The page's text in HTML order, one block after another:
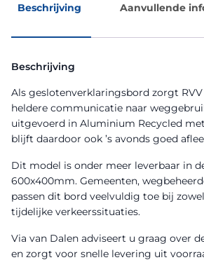
Beschrijving Aanvullende
Beschrijving
Als geslotenverklaringsbord zorgt
heldere communicatie naar
uitgevoerd in Aluminium Recycled
blijft daardoor ook ’s avonds goed
Dit model is onder meer leverbaar in
600x400mm. Gemeenten,
passen dit bord veelvuldig toe bij
tijdelijke verkeerssituaties.
Via van Dalen adviseert u graag over
en zorgt voor snelle levering uit